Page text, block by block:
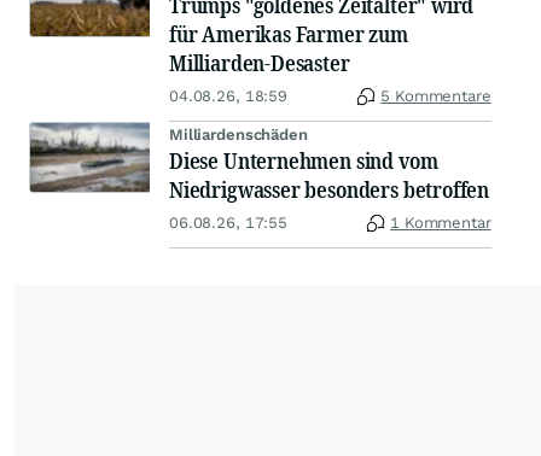
für Amerikas Farmer zum
Milliarden-Desaster
04.08.26, 18:59 5 Kommentare
Milliardenschäden
Diese Unternehmen sind vom
Niedrigwasser besonders betroffen
06.08.26, 17:55 1 Kommentar